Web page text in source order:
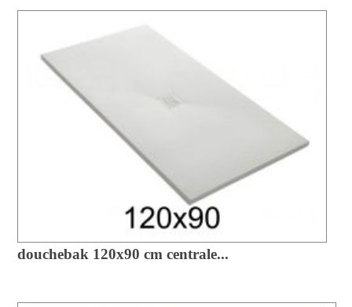
douchebak 120x90 cm centrale...